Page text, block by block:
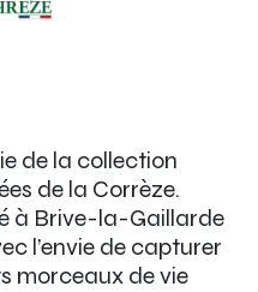
de la collection
de la Corrèze.
à Brive-la-Gaillarde
l’envie de capturer
morceaux de vie